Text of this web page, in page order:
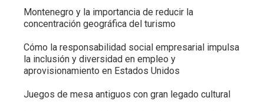
Montenegro y la importancia de reducir la
concentración geográfica del turismo
Cómo la responsabilidad social empresarial impulsa
la inclusión y diversidad en empleo y
aprovisionamiento en Estados Unidos
Juegos de mesa antiguos con gran legado cultural